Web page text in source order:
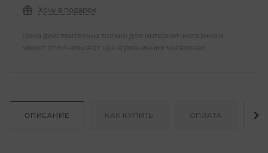
Хочу в подарок
Цена действительна только для интернет-магазина и
может отличаться от цен в розничных магазинах
ОПИСАНИЕ КАК КУПИТЬ ОПЛАТА